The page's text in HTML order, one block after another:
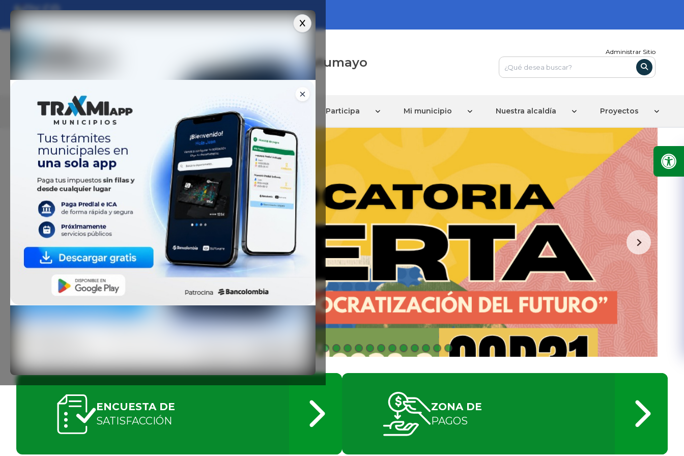
Alcaldía Municipal de Mocoa, Putumayo
Administrar Sitio
Transparencia y acceso
información pública
Atención y Servicios
a la Ciudadanía
Participa Mi municipio Nuestra alcaldía Proyectos
ENCUESTA DE
SATISFACCIÓN
ZONA DE
PAGOS